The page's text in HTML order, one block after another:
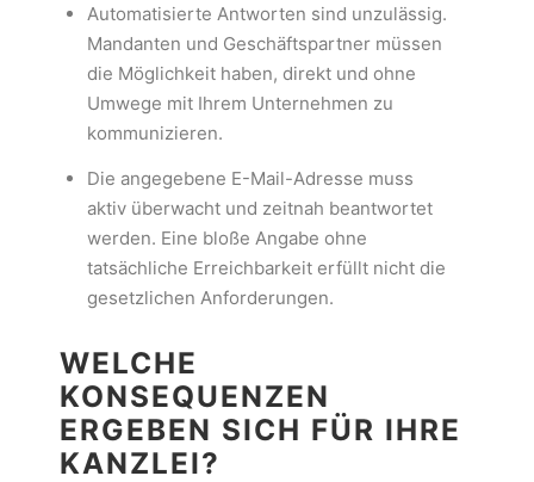
Automatisierte Antworten sind unzulässig.
Mandanten und Geschäftspartner müssen
die Möglichkeit haben, direkt und ohne
Umwege mit Ihrem Unternehmen zu
kommunizieren.
Die angegebene E-Mail-Adresse muss
aktiv überwacht und zeitnah beantwortet
werden. Eine bloße Angabe ohne
tatsächliche Erreichbarkeit erfüllt nicht die
gesetzlichen Anforderungen.
WELCHE
KONSEQUENZEN
ERGEBEN SICH FÜR IHRE
KANZLEI?